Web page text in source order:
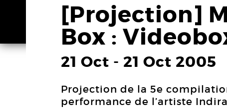
[Projection]
Box :
21 Oct - 21 Oct 2005
Projection de la 5e
performance de l’artiste